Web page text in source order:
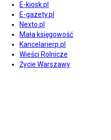
E-kiosk.pl
E-gazety.pl
Nexto.pl
Mała księgowość
Kancelarierp.pl
Wieści Rolnicze
Życie Warszawy